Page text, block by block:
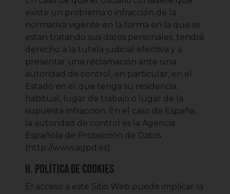
existe un problema o infracción de la
normativa vigente en la forma en la que se
están tratando sus datos personales, tendrá
derecho a la tutela judicial efectiva y a
presentar una reclamación ante una
autoridad de control, en particular, en el
Estado en el que tenga su residencia
habitual, lugar de trabajo o lugar de la
supuesta infracción. En el caso de España,
la autoridad de control es la Agencia
Española de Protección de Datos
(http://www.agpd.es).
II. POLÍTICA DE COOKIES
El acceso a este Sitio Web puede implicar la